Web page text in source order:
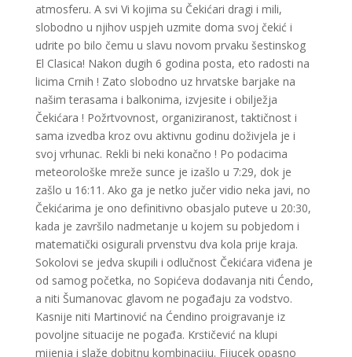
atmosferu. A svi Vi kojima su Čekićari dragi i mili,
slobodno u njihov uspjeh uzmite doma svoj čekić i
udrite po bilo čemu u slavu novom prvaku šestinskog
El Clasica! Nakon dugih 6 godina posta, eto radosti na
licima Crnih ! Zato slobodno uz hrvatske barjake na
našim terasama i balkonima, izvjesite i obilježja
Čekićara ! Požrtvovnost, organiziranost, taktičnost i
sama izvedba kroz ovu aktivnu godinu doživjela je i
svoj vrhunac. Rekli bi neki konačno ! Po podacima
meteorološke mreže sunce je izašlo u 7:29, dok je
zašlo u 16:11. Ako ga je netko jučer vidio neka javi, no
Čekićarima je ono definitivno obasjalo puteve u 20:30,
kada je završilo nadmetanje u kojem su pobjedom i
matematički osigurali prvenstvu dva kola prije kraja.
Sokolovi se jedva skupili i odlučnost Čekićara viđena je
od samog početka, no Sopićeva dodavanja niti Ćendo,
a niti Šumanovac glavom ne pogađaju za vodstvo.
Kasnije niti Martinović na Ćendino proigravanje iz
povoljne situacije ne pogađa. Krstičević na klupi
mijenja i slaže dobitnu kombinaciju. Fijucek opasno